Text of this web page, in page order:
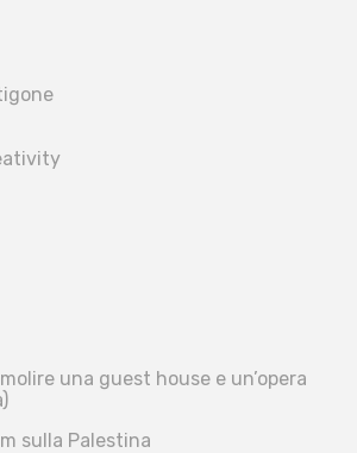
una guest house e un’opera
sulla Palestina